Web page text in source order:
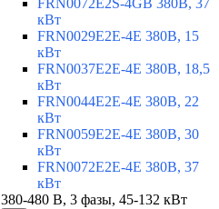
FRN0072E2S-4GB 380В, 37
кВт
FRN0029E2E-4E 380В, 15
кВт
FRN0037E2E-4E 380В, 18,5
кВт
FRN0044E2E-4E 380В, 22
кВт
FRN0059E2E-4E 380В, 30
кВт
FRN0072E2E-4E 380В, 37
кВт
380-480 В, 3 фазы, 45-132 кВт